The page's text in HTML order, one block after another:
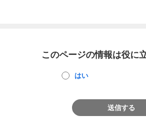
このページの情報は役に
はい
送信する